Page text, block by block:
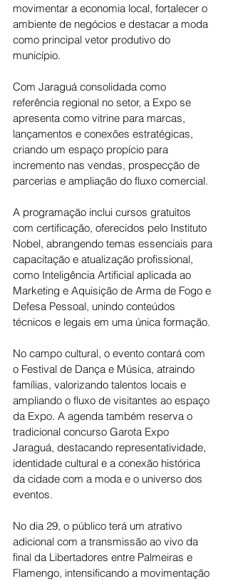
movimentar a economia local, fortalecer o
ambiente de negócios e destacar a moda
como principal vetor produtivo do
município.
Com Jaraguá consolidada como
referência regional no setor, a Expo se
apresenta como vitrine para marcas,
lançamentos e conexões estratégicas,
criando um espaço propício para
incremento nas vendas, prospecção de
parcerias e ampliação do fluxo comercial.
A programação inclui cursos gratuitos
com certificação, oferecidos pelo Instituto
Nobel, abrangendo temas essenciais para
capacitação e atualização profissional,
como Inteligência Artificial aplicada ao
Marketing e Aquisição de Arma de Fogo e
Defesa Pessoal, unindo conteúdos
técnicos e legais em uma única formação.
No campo cultural, o evento contará com
o Festival de Dança e Música, atraindo
famílias, valorizando talentos locais e
ampliando o fluxo de visitantes ao espaço
da Expo. A agenda também reserva o
tradicional concurso Garota Expo
Jaraguá, destacando representatividade,
identidade cultural e a conexão histórica
da cidade com a moda e o universo dos
eventos.
No dia 29, o público terá um atrativo
adicional com a transmissão ao vivo da
final da Libertadores entre Palmeiras e
Flamengo, intensificando a movimentação